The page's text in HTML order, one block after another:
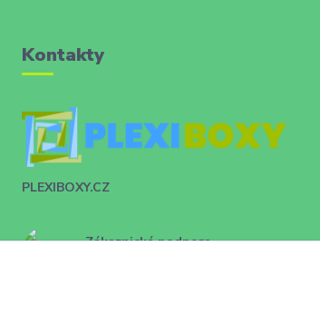
Kontakty
PLEXIBOXY.CZ
Zákaznická podpora